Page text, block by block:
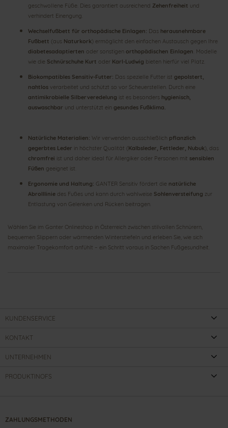
geschwollene Füße. Dies garantiert ausreichend Zehenfreiheit und
verhindert Einengung.
Wechselfußbett für orthopädische Einlagen: Das herausnehmbare
Fußbett (aus Naturkork) ermöglicht den einfachen Austausch gegen Ihre
diabetesadaptierten oder sonstigen orthopädischen Einlagen . Modelle
wie die Schnürschuhe Kurt oder Karl-Ludwig bieten hierfür viel Platz.
Biokompatibles Sensitiv-Futter: Das spezielle Futter ist gepolstert,
nahtlos verarbeitet und schützt so vor Scheuerstellen. Durch eine
antimikrobielle Silberveredelung ist es besonders hygienisch,
auswaschbar und unterstützt ein gesundes Fußklima.
Natürliche Materialien: Wir verwenden ausschließlich pflanzlich
gegerbtes Leder in höchster Qualität (Kalbsleder, Fettleder, Nubuk), das
chromfrei ist und daher ideal für Allergiker oder Personen mit sensiblen
Füßen geeignet ist.
Ergonomie und Haltung: GANTER Sensitiv fördert die natürliche
Abrolllinie des Fußes und kann durch wahlweise Sohlenversteifung zur
Entlastung von Gelenken und Rücken beitragen.
Wählen Sie im Ganter Onlineshop in Österreich zwischen stilvollen Schnürern,
bequemen Slippern oder wärmenden Winterstiefeln und erleben Sie, wie sich
maximaler Tragekomfort anfühlt – ein Schritt voraus in Sachen Fußgesundheit.
KUNDENSERVICE
KONTAKT
UNTERNEHMEN
PRODUKTINOFS
ZAHLUNGSMETHODEN